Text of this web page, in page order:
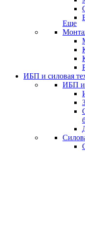
Еще
ИБП и силовая
ИБП и